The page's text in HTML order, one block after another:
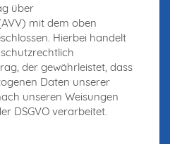
über
mit dem oben
Hierbei handelt
der gewährleistet, dass
Daten unserer
unseren Weisungen
DSGVO verarbeitet.